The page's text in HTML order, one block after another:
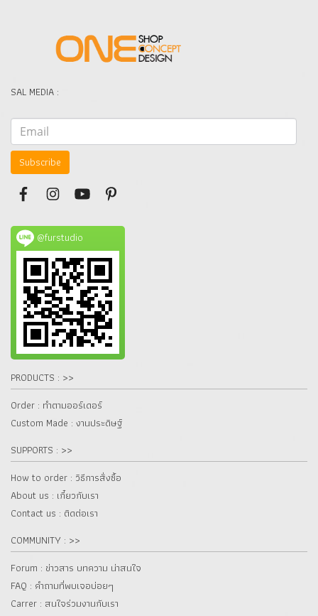
SAL MEDIA :
Subscribe
@furstudio
PRODUCTS : >>
Order : ทำตามออร์เดอร์
Custom Made : งานประดิษฐ์
SUPPORTS : >>
How to order : วิธีการสั่งซื้อ
About us : เกี๋ยวกับเรา
Contact us : ติดต่อเรา
COMMUNITY : >>
Forum : ข่าวสาร บทความ น่าสนใจ
FAQ : คำถามที่พบเจอบ่อยๆ
Carrer : สนใจร่วมงานกับเรา